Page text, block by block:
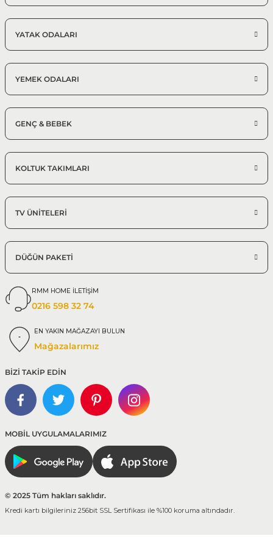
Modern Yatak Odası Takımı
YATAK ODALARI
YEMEK ODALARI
GENÇ & BEBEK
KOLTUK TAKIMLARI
TV ÜNİTELERİ
DÜĞÜN PAKETİ
RMM HOME İLETİŞİM
0216 598 32 74
EN YAKIN MAĞAZAYI BULUN
Mağazalarımız
BİZİ TAKİP EDİN
MOBİL UYGULAMALARIMIZ
© 2025 Tüm hakları saklıdır.
Kredi kartı bilgileriniz 256bit SSL Sertifikası ile %100 koruma altındadır.